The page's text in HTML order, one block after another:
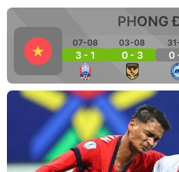
PHONG
07-08
3 - 1
03-08
0 - 3 0